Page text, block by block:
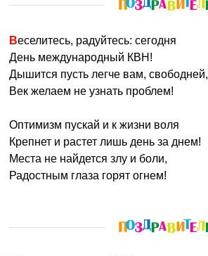
Веселитесь, радуйтесь: сегодня
День международный КВН!
Дышится пусть легче вам, свободней,
Век желаем не узнать проблем!
Оптимизм пускай и к жизни воля
Крепнет и растет лишь день за днем!
Места не найдется злу и боли,
Радостным глаза горят огнем!